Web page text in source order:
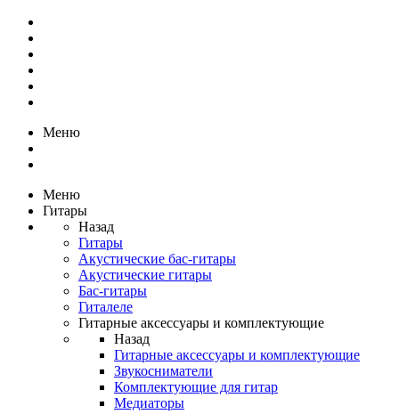
Меню
Меню
Гитары
Назад
Гитары
Акустические бас-гитары
Акустические гитары
Бас-гитары
Гиталеле
Гитарные аксессуары и комплектующие
Назад
Гитарные аксессуары и комплектующие
Звукосниматели
Комплектующие для гитар
Медиаторы